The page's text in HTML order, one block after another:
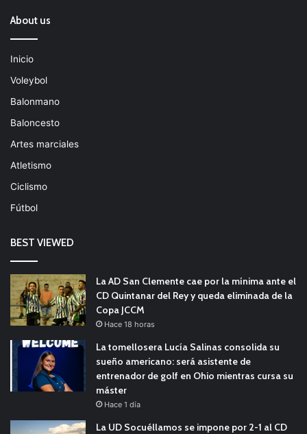
About us
Inicio
Voleybol
Balonmano
Baloncesto
Artes marciales
Atletismo
Ciclismo
Fútbol
BEST VIEWED
La AD San Clemente cae por la mínima ante el
CD Quintanar del Rey y queda eliminada de la
Copa JCCM
Hace 18 horas
La tomellosera Lucía Salinas consolida su
sueño americano: será asistente de
entrenador de golf en Ohio mientras cursa su
máster
Hace 1 día
La UD Socuéllamos se impone por 2-1 al CD